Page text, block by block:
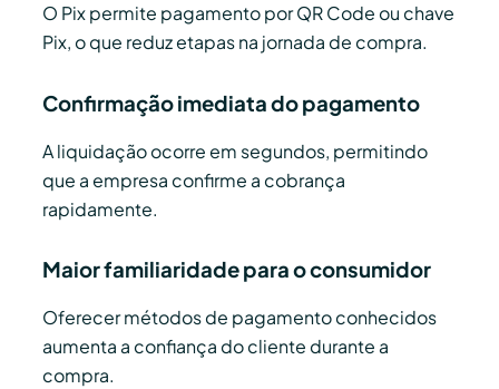
O Pix permite pagamento por QR Code ou chave
Pix, o que reduz etapas na jornada de compra.
Confirmação imediata do pagamento
A liquidação ocorre em segundos, permitindo
que a empresa confirme a cobrança
rapidamente.
Maior familiaridade para o consumidor
Oferecer métodos de pagamento conhecidos
aumenta a confiança do cliente durante a
compra.